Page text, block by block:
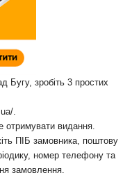
Бугу, зробіть 3 простих
.
отримувати видання.
ПІБ замовника, поштову
номер телефону та
замовлення.